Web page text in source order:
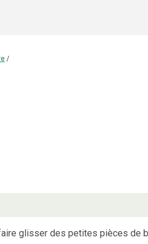
/
glisser des petites pièces de